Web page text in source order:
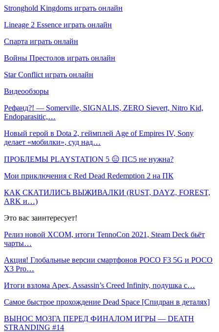
Stronghold Kingdoms играть онлайн
Lineage 2 Essence играть онлайн
Спарта играть онлайн
Войны Престолов играть онлайн
Star Conflict играть онлайн
Видеообзоры
Рефанд?! — Somerville, SIGNALIS, ZERO Sievert, Nitro Kid,
Endoparasitic,…
Новый герой в Dota 2, геймплей Age of Empires IV, Sony
делает «мобилки», суд над…
ПРОБЛЕМЫ PLAYSTATION 5 😑 ПС5 не нужна?
Мои приключения с Red Dead Redemption 2 на ПК
КАК СКАТИЛИСЬ ВЫЖИВАЛКИ (RUST, DAYZ, FOREST,
ARK и…)
Это вас заинтересует!
Релиз новой XCOM, итоги TennoCon 2021, Steam Deck бьёт
чарты…
Акция! Глобальные версии смартфонов POCO F3 5G и POCO
X3 Pro…
Итоги взлома Apex, Assassin’s Creed Infinity, подушка с…
Самое быстрое прохождение Dead Space [Спидран в деталях]
ВЫНОС МОЗГА ПЕРЕД ФИНАЛОМ ИГРЫ — DEATH
STRANDING #14